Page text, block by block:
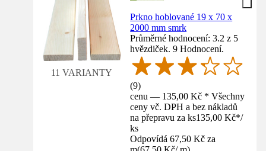
11 VARIANTY
Prkno hoblované 19 x 70 x
2000 mm smrk
Průměrné hodnocení: 3.2 z 5
hvězdiček. 9 Hodnocení.
(9)
cenu — 135,00 Kč * Všechny
ceny vč. DPH a bez nákladů
na přepravu za ks135,00 Kč*/
ks
Odpovídá 67,50 Kč za